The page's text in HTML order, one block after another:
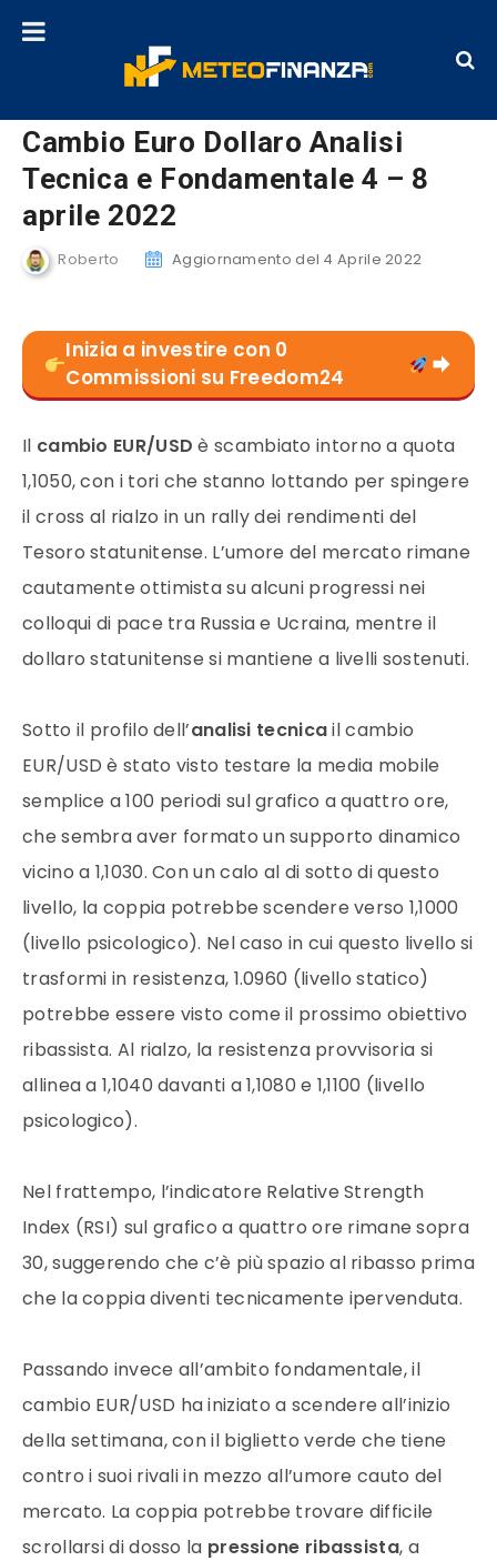
Cambio Euro Dollaro Analisi
Tecnica e Fondamentale 4 – 8
aprile 2022
Roberto Aggiornamento del 4 Aprile 2022
Inizia a investire con 0
Commissioni su Freedom24
Il cambio EUR/USD è scambiato intorno a quota
1,1050, con i tori che stanno lottando per spingere
il cross al rialzo in un rally dei rendimenti del
Tesoro statunitense. L’umore del mercato rimane
cautamente ottimista su alcuni progressi nei
colloqui di pace tra Russia e Ucraina, mentre il
dollaro statunitense si mantiene a livelli sostenuti.
Sotto il profilo dell’analisi tecnicail cambio
EUR/USD è stato visto testare la media mobile
semplice a 100 periodi sul grafico a quattro ore,
che sembra aver formato un supporto dinamico
vicino a 1,1030. Con un calo al di sotto di questo
livello, la coppia potrebbe scendere verso 1,1000
(livello psicologico). Nel caso in cui questo livello si
trasformi in resistenza, 1.0960 (livello statico)
potrebbe essere visto come il prossimo obiettivo
ribassista. Al rialzo, la resistenza provvisoria si
allinea a 1,1040 davanti a 1,1080 e 1,1100 (livello
psicologico).
Nel frattempo, l’indicatore Relative Strength
Index (RSI) sul grafico a quattro ore rimane sopra
30, suggerendo che c’è più spazio al ribasso prima
che la coppia diventi tecnicamente ipervenduta.
Passando invece all’ambito fondamentale, il
cambio EUR/USD ha iniziato a scendere all’inizio
della settimana, con il biglietto verde che tiene
contro i suoi rivali in mezzo all’umore cauto del
mercato. La coppia potrebbe trovare difficile
scrollarsi di dosso la pressione ribassista, a